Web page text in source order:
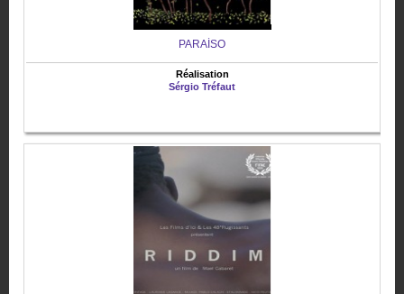
PARAÍSO
Réalisation
Sérgio Tréfaut